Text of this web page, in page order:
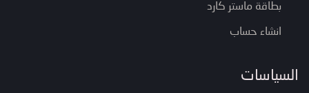
بطاقة ماستر كارد
انشاء حساب
السياسات